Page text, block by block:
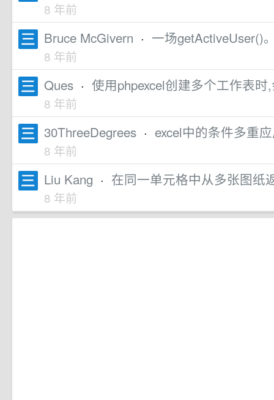
8 年前
Bruce McGivern · 一场getActiveUser()
8 年前
Ques · 使用phpexcel创建多个工作表
8 年前
30ThreeDegrees · excel中的条件多重
8 年前
Liu Kang · 在同一单元格中从多张图纸
8 年前